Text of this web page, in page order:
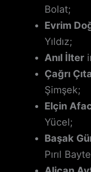
Bolat;
Evrim
Yıldız;
Anıl İlter
Çağrı
Şimşek;
Elçin
Yücel;
Başak
Pırıl